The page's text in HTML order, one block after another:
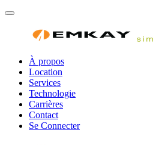
À propos
Location
Services
Technologie
Carrières
Contact
Se Connecter